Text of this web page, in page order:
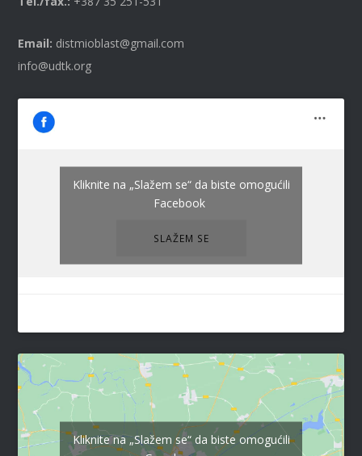
Email: distmioblast@gmail.com
info@udtk.org
Kliknite na „Slažem se“ da biste omogućili
Facebook
SLAŽEM SE
Kliknite na „Slažem se“ da biste omogućili